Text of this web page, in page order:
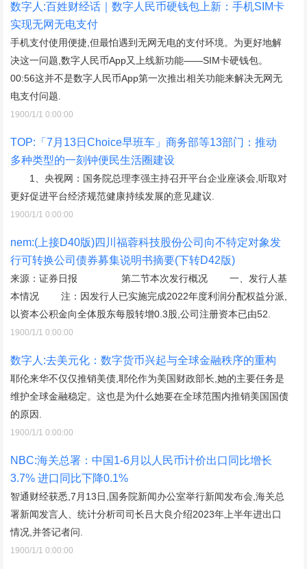
数字人:百姓财经话｜数字人民币硬钱包上新：手机SIM卡
实现无网无电支付
手机支付使用便捷,但最怕遇到无网无电的支付环境。为更好地解
决这一问题,数字人民币App又上线新功能——SIM卡硬钱包。
00:56这并不是数字人民币App第一次推出相关功能来解决无网无
电支付问题.
1900/1/1 0:00:00
TOP:「7月13日Choice早班车」商务部等13部门：推动
多种类型的一刻钟便民生活圈建设
1、央视网：国务院总理李强主持召开平台企业座谈会,听取对
更好促进平台经济规范健康持续发展的意见建议.
1900/1/1 0:00:00
nem:(上接D40版)四川福蓉科技股份公司向不特定对象发
行可转换公司债券募集说明书摘要(下转D42版)
来源：证券日报 第二节本次发行概况 一、发行人基
本情况 注：因发行人已实施完成2022年度利润分配权益分派,
以资本公积金向全体股东每股转增0.3股,公司注册资本已由52.
1900/1/1 0:00:00
数字人:去美元化：数字货币兴起与全球金融秩序的重构
耶伦来华不仅仅推销美债,耶伦作为美国财政部长,她的主要任务是
维护全球金融稳定。这也是为什么她要在全球范围内推销美国国债
的原因.
1900/1/1 0:00:00
NBC:海关总署：中国1-6月以人民币计价出口同比增长
3.7% 进口同比下降0.1%
智通财经获悉,7月13日,国务院新闻办公室举行新闻发布会,海关总
署新闻发言人、统计分析司司长吕大良介绍2023年上半年进出口
情况,并答记者问.
1900/1/1 0:00:00